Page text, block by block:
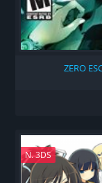
ZERO
N. 3DS